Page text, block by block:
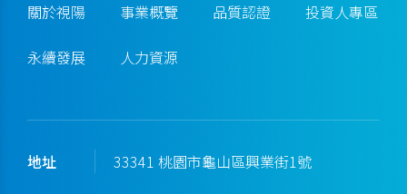
關於視陽 事業概覽 品質認證 投資人專區
永續發展 人力資源
地址 33341 桃園市龜山區興業街1號